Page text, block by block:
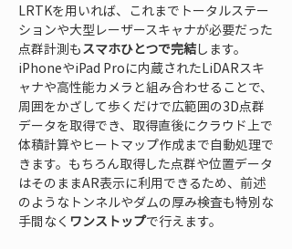
LRTKを用いれば、これまでトータルステー
ションや大型レーザースキャナが必要だった
点群計測もスマホひとつで完結します。
iPhoneやiPad Proに内蔵されたLiDARスキ
ャナや高性能カメラと組み合わせることで、
周囲をかざして歩くだけで広範囲の3D点群
データを取得でき、取得直後にクラウド上で
体積計算やヒートマップ作成まで自動処理で
きます。もちろん取得した点群や位置データ
はそのままAR表示に利用できるため、前述
のようなトンネルやダムの厚み検査も特別な
手間なく ワンストップで行えます。